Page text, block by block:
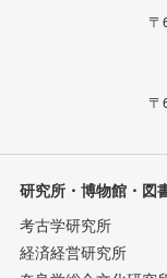
〒
〒
研究所・博物館・図
考古学研究所
経済経営研究所